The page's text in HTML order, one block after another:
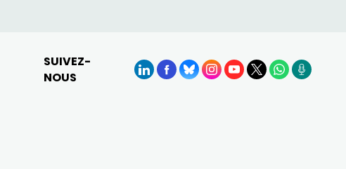
SUIVEZ-
NOUS
LinkedInFacebook
BlueSkyInstagram
YouTube
X WhatsApp
Podcasts